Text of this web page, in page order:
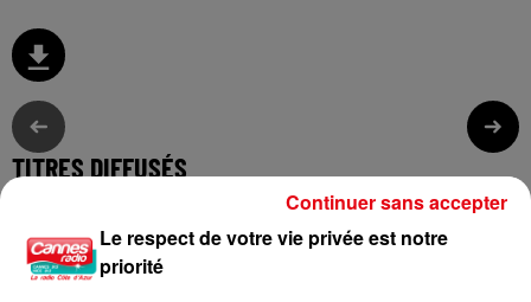
TITRES DIFFUSÉS
18h33
18h33
Le respect de votre vie privée est notre
priorité
Continuer sans accepter